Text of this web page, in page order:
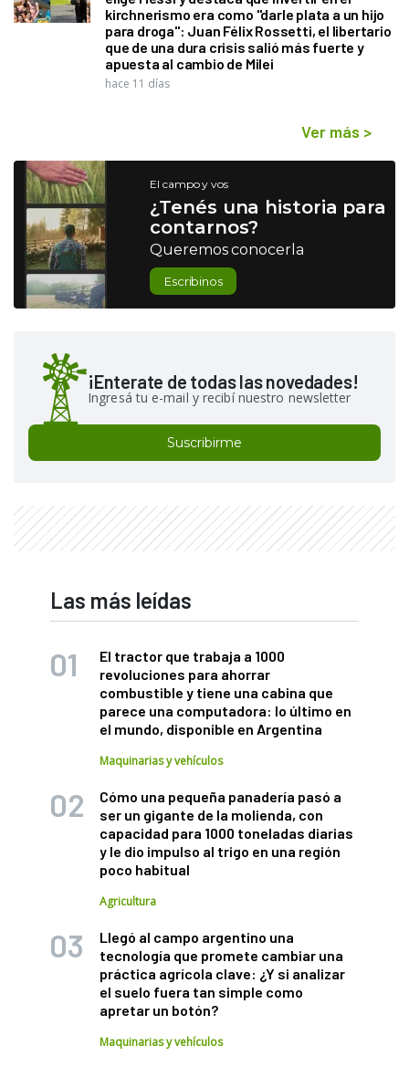
kirchnerismo era como "darle plata a un hijo
para droga": Juan Félix Rossetti, el libertario
que de una dura crisis salió más fuerte y
apuesta al cambio de Milei
hace 11 días
Ver más >
El campo y vos
¿Tenés una historia para
contarnos?
Queremos conocerla
Escribinos
¡Enterate de todas las novedades!
Ingresá tu e-mail y recibí nuestro newsletter
Suscribirme
Las más leídas
El tractor que trabaja a 1000
revoluciones para ahorrar
combustible y tiene una cabina que
parece una computadora: lo último en
el mundo, disponible en Argentina
Maquinarias y vehículos
Cómo una pequeña panadería pasó a
ser un gigante de la molienda, con
capacidad para 1000 toneladas diarias
y le dio impulso al trigo en una región
poco habitual
Agricultura
Llegó al campo argentino una
tecnología que promete cambiar una
práctica agrícola clave: ¿Y si analizar
el suelo fuera tan simple como
apretar un botón?
Maquinarias y vehículos